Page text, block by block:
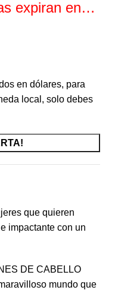
expiran en…
en dólares, para
local, solo debes
que quieren
impactante con un
DE CABELLO
mundo que